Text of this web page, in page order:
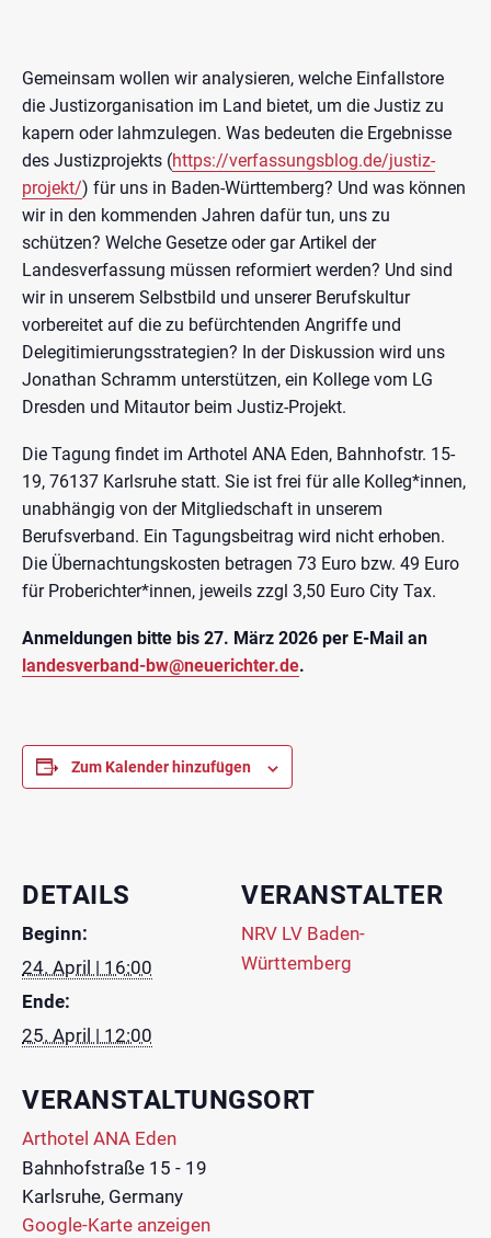
Gemeinsam wollen wir analysieren, welche Einfallstore
die Justizorganisation im Land bietet, um die Justiz zu
kapern oder lahmzulegen. Was bedeuten die Ergebnisse
des Justizprojekts (https://verfassungsblog.de/justiz-
projekt/) für uns in Baden-Württemberg? Und was können
wir in den kommenden Jahren dafür tun, uns zu
schützen? Welche Gesetze oder gar Artikel der
Landesverfassung müssen reformiert werden? Und sind
wir in unserem Selbstbild und unserer Berufskultur
vorbereitet auf die zu befürchtenden Angriffe und
Delegitimierungsstrategien? In der Diskussion wird uns
Jonathan Schramm unterstützen, ein Kollege vom LG
Dresden und Mitautor beim Justiz-Projekt.
Die Tagung findet im Arthotel ANA Eden, Bahnhofstr. 15-
19, 76137 Karlsruhe statt. Sie ist frei für alle Kolleg*innen,
unabhängig von der Mitgliedschaft in unserem
Berufsverband. Ein Tagungsbeitrag wird nicht erhoben.
Die Übernachtungskosten betragen 73 Euro bzw. 49 Euro
für Proberichter*innen, jeweils zzgl 3,50 Euro City Tax.
Anmeldungen bitte bis 27. März 2026 per E-Mail an
landesverband-bw@neuerichter.de.
Zum Kalender hinzufügen
DETAILS
Beginn:
24. April | 16:00
Ende:
25. April | 12:00
VERANSTALTUNGSORT
Arthotel ANA Eden
Bahnhofstraße 15 - 19
Karlsruhe, Germany
Google-Karte anzeigen
VERANSTALTER
NRV LV Baden-
Württemberg